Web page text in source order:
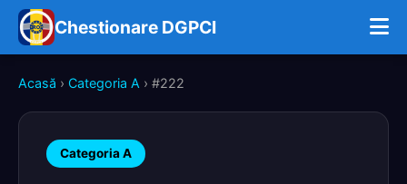
Chestionare DGPCI
Acasă › Categoria A › #222
Categoria A